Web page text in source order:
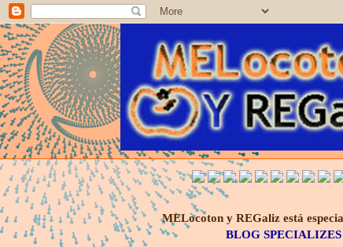
MELocoton y REGaliz está
BLOG